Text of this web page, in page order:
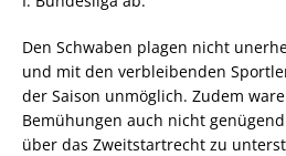
Den Schwaben plagen nicht
und mit den verbleibenden
der Saison unmöglich. Zudem
Bemühungen auch nicht
über das Zweitstartrecht zu